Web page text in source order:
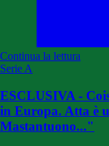
Continua la lettura
Serie A
ESCLUSIVA -
in Europa. Atta è
Mastantuono..."